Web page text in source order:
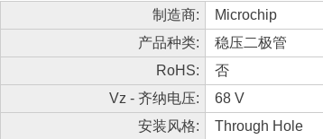
制造商:
Microchip
产品种类:
稳压二极管
RoHS:
否
Vz - 齐纳电压:
68 V
安装风格:
Through Hole